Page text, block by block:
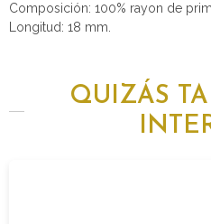
Composición: 100% rayon de
Longitud: 18 mm.
QUIZÁS